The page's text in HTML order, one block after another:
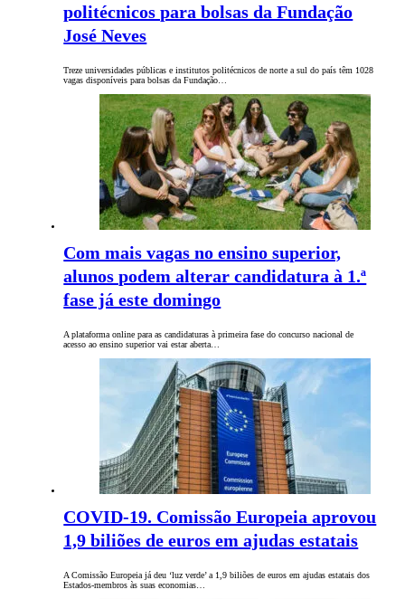
politécnicos para bolsas da Fundação
José Neves
Treze universidades públicas e institutos politécnicos de norte a sul do país têm 1028
vagas disponíveis para bolsas da Fundação…
Com mais vagas no ensino superior,
alunos podem alterar candidatura à 1.ª
fase já este domingo
A plataforma online para as candidaturas à primeira fase do concurso nacional de
acesso ao ensino superior vai estar aberta…
COVID-19. Comissão Europeia aprovou
1,9 biliões de euros em ajudas estatais
A Comissão Europeia já deu ‘luz verde’ a 1,9 biliões de euros em ajudas estatais dos
Estados-membros às suas economias…